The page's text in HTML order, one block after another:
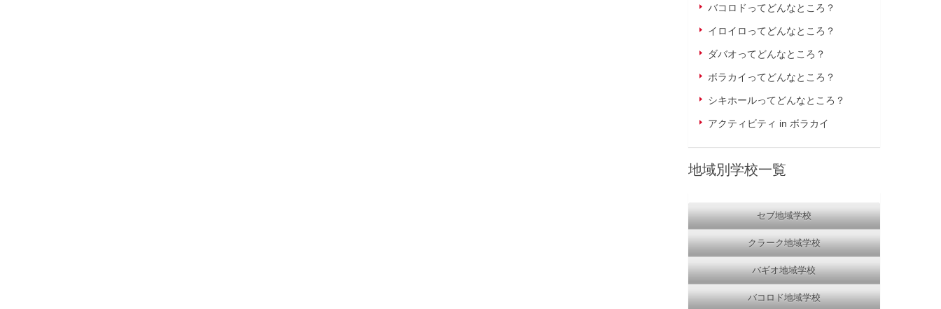
バコロドってどんなところ？
イロイロってどんなところ？
ダバオってどんなところ？
ボラカイってどんなところ？
シキホールってどんなところ？
アクティビティ in ボラカイ
地域別学校一覧
セブ地域学校
クラーク地域学校
バギオ地域学校
バコロド地域学校